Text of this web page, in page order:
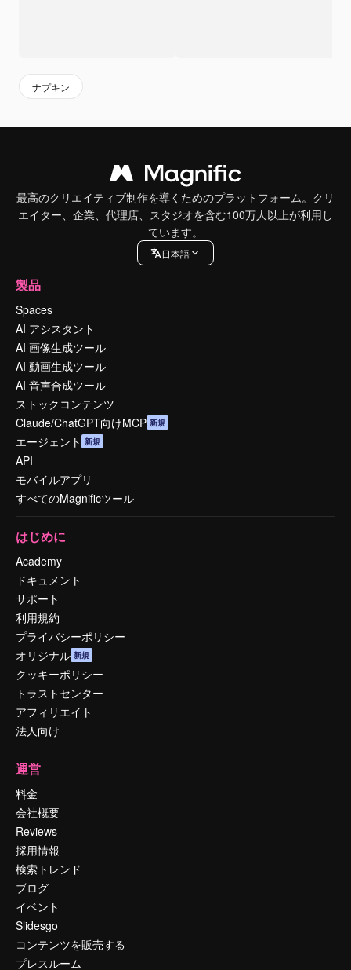
ナプキン
最高のクリエイティブ制作を導くためのプラットフォーム。クリ
エイター、企業、代理店、スタジオを含む100万人以上が利用し
ています。
日本語
製品
Spaces
AI アシスタント
AI 画像生成ツール
AI 動画生成ツール
AI 音声合成ツール
ストックコンテンツ
Claude/ChatGPT向けMCP 新規
エージェント 新規
API
モバイルアプリ
すべてのMagnificツール
はじめに
Academy
ドキュメント
サポート
利用規約
プライバシーポリシー
オリジナル 新規
クッキーポリシー
トラストセンター
アフィリエイト
法人向け
運営
料金
会社概要
Reviews
採用情報
検索トレンド
ブログ
イベント
Slidesgo
コンテンツを販売する
プレスルーム